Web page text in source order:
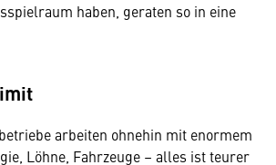
haben, geraten so in eine
arbeiten ohnehin mit enormem
Löhne, Fahrzeuge – alles ist teurer